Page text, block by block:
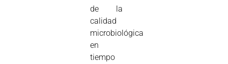
de la
calidad
microbiológica
en
tiempo